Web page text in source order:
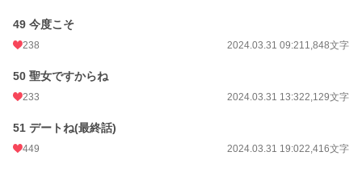
49 今度こそ
238 2024.03.31 09:211,848文字
50 聖女ですからね
233 2024.03.31 13:322,129文字
51 デートね(最終話)
449 2024.03.31 19:022,416文字